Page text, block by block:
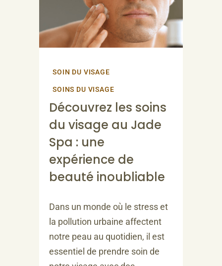
SOIN DU VISAGE
SOINS DU VISAGE
Découvrez les soins
du visage au Jade
Spa : une
expérience de
beauté inoubliable
Dans un monde où le stress et
la pollution urbaine affectent
notre peau au quotidien, il est
essentiel de prendre soin de